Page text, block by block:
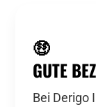
🤑
GUTE
Bei Derigo